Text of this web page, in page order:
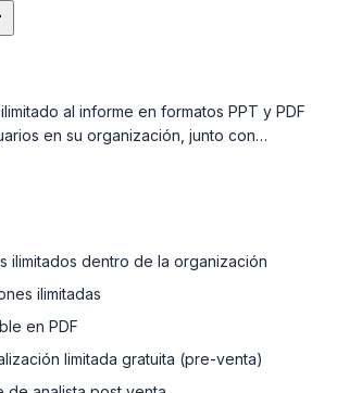
al informe en formatos PPT y PDF
en su organización, junto con
venta de nuestros analistas y una
gratuita del informe dentro de 180
a continuación.
ilimitados dentro de la organización
ilimitadas
en PDF
limitada gratuita (pre-venta)